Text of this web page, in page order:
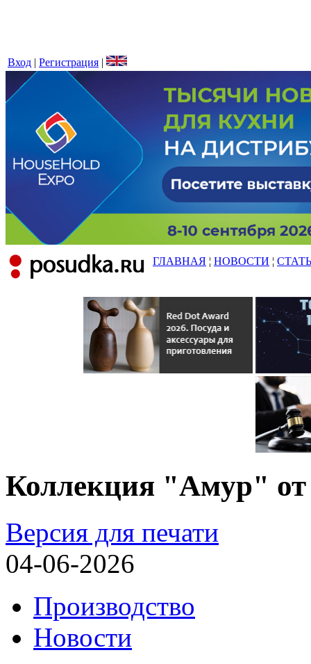
Вход | Регистрация |
ГЛАВНАЯ ¦ НОВОСТИ ¦
Коллекция "Амур"
Версия для печати
04-06-2026
Производство
Новости